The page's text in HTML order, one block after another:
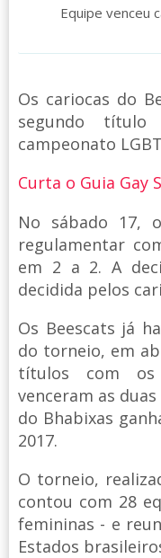
Equipe venceu
Os cariocas do
segundo
campeonato
Curta o Guia Gay
No sábado 17,
regulamentar
em 2 a 2. A
decidida pelos
Os Beescats já
do torneio, em
títulos com
venceram as
do Bhabixas
2017.
O torneio,
contou com 28
femininas - e
Estados